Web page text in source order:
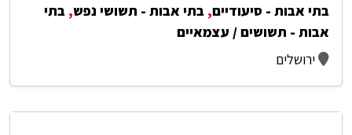
בתי אבות - סיעודיים, בתי אבות - תשושי נפש, בתי
אבות - תשושים / עצמאיים
ירושלים